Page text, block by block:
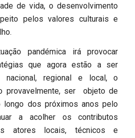
de vida, o desenvolvimento
pelos valores culturais e
pandémica irá provocar
que agora estão a ser
nacional, regional e local, o
provavelmente, ser objeto de
longo dos próximos anos pelo
a acolher os contributos
atores locais, técnicos e